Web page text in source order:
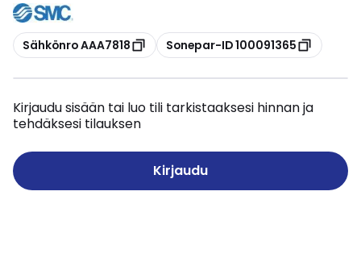
Kopioi
Sähkönro AAA7818 Kopioi
Sonepar-ID 100091365
Kirjaudu sisään tai luo tili tarkistaaksesi hinnan ja
tehdäksesi tilauksen
Kirjaudu